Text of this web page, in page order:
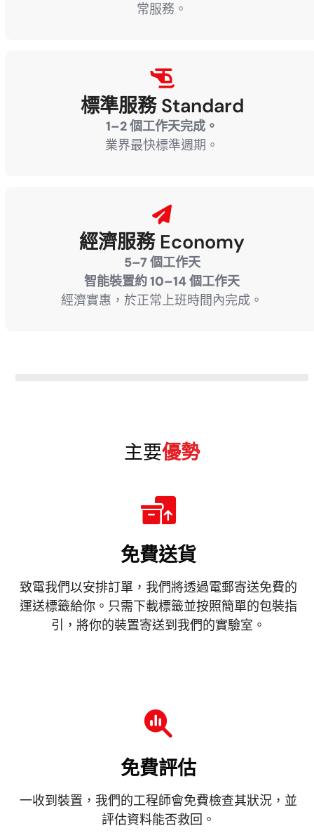
常服務。
標準服務 Standard
1–2 個工作天完成。
業界最快標準週期。
經濟服務 Economy
5–7 個工作天
智能裝置約 10–14 個工作天
經濟實惠，於正常上班時間內完成。
主要優勢
免費送貨
致電我們以安排訂單，我們將透過電郵寄送免費的
運送標籤給你。只需下載標籤並按照簡單的包裝指
引，將你的裝置寄送到我們的實驗室。
免費評估
一收到裝置，我們的工程師會免費檢查其狀況，並
評估資料能否救回。